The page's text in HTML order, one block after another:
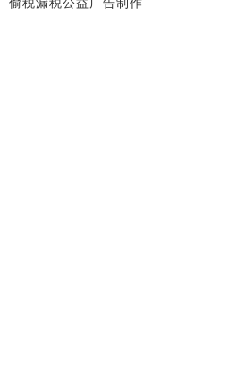
偷税漏税公益广告制作